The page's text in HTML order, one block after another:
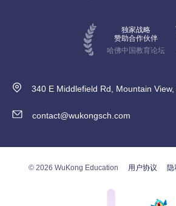
独家战略
赞助合作伙伴
哈佛中国教育论坛
340 E Middlefield Rd, Mountain View,
contact@wukongsch.com
© 2026 WuKong Education 用户协议 隐